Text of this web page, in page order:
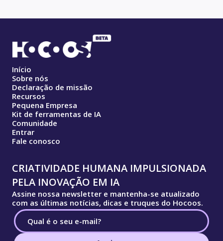
Início
Sobre nós
Declaração de missão
Recursos
Pequena Empresa
Kit de ferramentas de IA
Comunidade
Entrar
Fale conosco
CRIATIVIDADE HUMANA IMPULSIONADA
PELA INOVAÇÃO EM IA
Assine nossa newsletter e mantenha-se atualizado
com as últimas notícias, dicas e truques do Hocoos.